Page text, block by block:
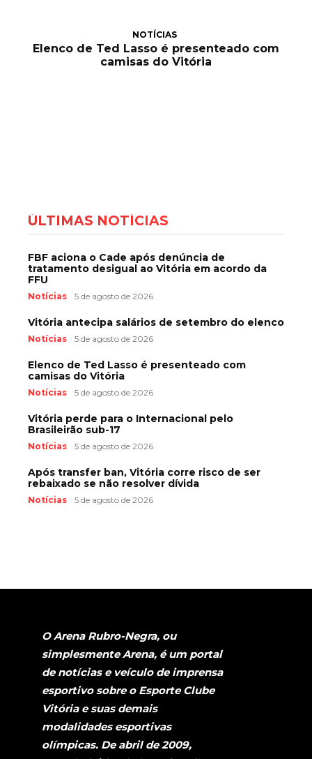
NOTÍCIAS
Elenco de Ted Lasso é presenteado com
camisas do Vitória
ÚLTIMAS NOTÍCIAS
FBF aciona o Cade após denúncia de
tratamento desigual ao Vitória em acordo da
FFU
Notícias 5 de agosto de 2026
Vitória antecipa salários de setembro do elenco
Notícias 5 de agosto de 2026
Elenco de Ted Lasso é presenteado com
camisas do Vitória
Notícias 5 de agosto de 2026
Vitória perde para o Internacional pelo
Brasileirão sub-17
Notícias 5 de agosto de 2026
Após transfer ban, Vitória corre risco de ser
rebaixado se não resolver dívida
Notícias 5 de agosto de 2026
O Arena Rubro-Negra, ou
simplesmente Arena, é um portal
de notícias e veículo de imprensa
esportivo sobre o Esporte Clube
Vitória e suas demais
modalidades esportivas
olímpicas. De abril de 2009,